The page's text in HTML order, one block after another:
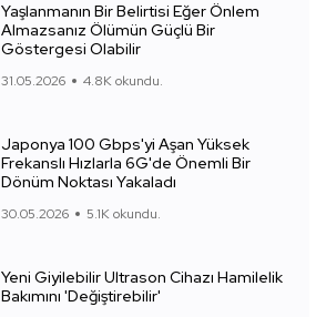
Yaşlanmanın Bir Belirtisi Eğer Önlem
Almazsanız Ölümün Güçlü Bir
Göstergesi Olabilir
31.05.2026 4.8K okundu.
Japonya 100 Gbps'yi Aşan Yüksek
Frekanslı Hızlarla 6G'de Önemli Bir
Dönüm Noktası Yakaladı
30.05.2026 5.1K okundu.
Yeni Giyilebilir Ultrason Cihazı Hamilelik
Bakımını 'Değiştirebilir'